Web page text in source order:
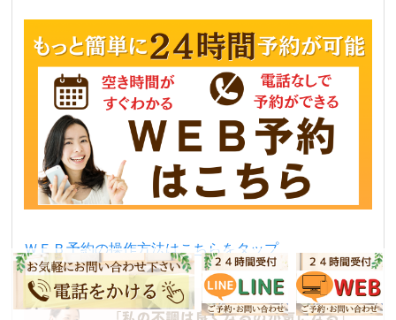
ＷＥＢ予約の操作方法はこちらをタップ